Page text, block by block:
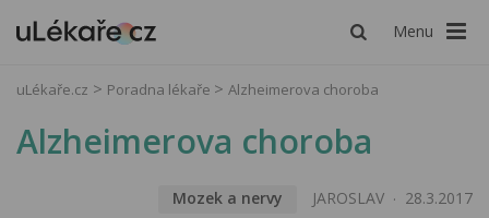
Menu
uLékaře.cz Poradna lékaře Alzheimerova choroba
Alzheimerova choroba
Mozek a nervy JAROSLAV 28.3.2017